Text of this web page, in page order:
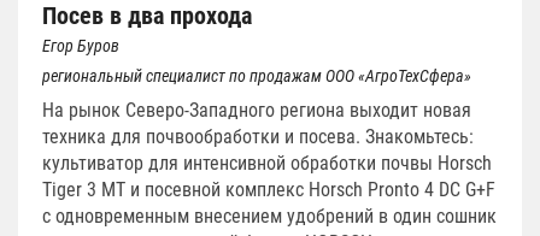
Посев в два прохода
Егор Буров
региональный специалист по продажам ООО «АгроТехСфера»
На рынок Северо-Западного региона выходит новая
техника для почвообработки и посева. Знакомьтесь:
культиватор для интенсивной обработки почвы Horsch
Tiger 3 MT и посевной комплекс Horsch Pronto 4 DC G+F
с одновременным внесением удобрений в один сошник